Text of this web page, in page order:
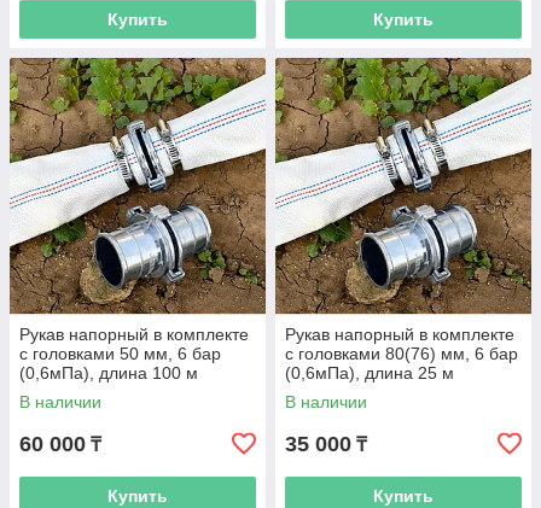
Купить Купить
Рукав напорный в комплекте
с головками 50 мм, 6 бар
(0,6мПа), длина 100 м
В наличии
60 000 ₸
Купить
Рукав напорный в комплекте
с головками 80(76) мм, 6 бар
(0,6мПа), длина 25 м
В наличии
35 000 ₸
Купить